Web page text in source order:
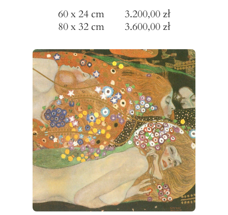
60 x 24 cm 3.200,00 zł
80 x 32 cm 3.600,00 zł